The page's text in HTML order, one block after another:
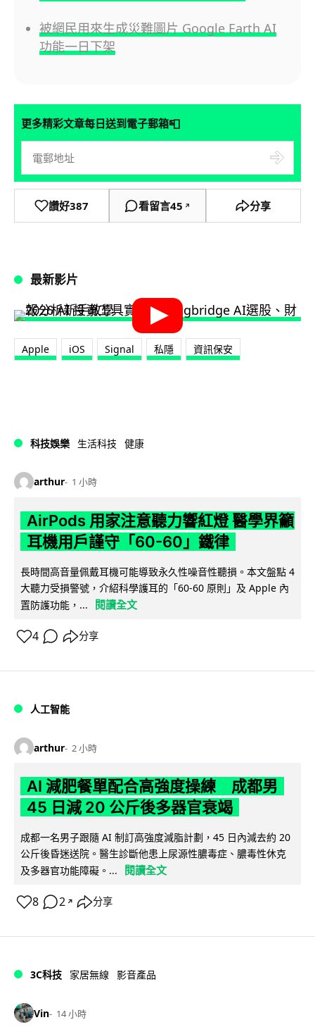
被網民用來生成災難圖片 Google Earth AI
功能一日下架
更多精彩文章每日送到電子郵箱📮
讚好387 看留言45 ↗ 分享
最新影片
Apple iOS Signal 私隱 資訊保安
科技娛樂 生活科技 健康
arthur 1 小時
AirPods 用家注意聽力響紅燈 醫學界籲
耳機用戶謹守「60-60」鐵律
長時間高音量佩戴耳機可能導致永久性噪音性聽損。本文盤點 4
大聽力受損警號，介紹科學護耳的「60-60 原則」及 Apple 內
置防護功能，...
閱讀全文
4 分享
人工智能
arthur 2 小時
AI 減肥餐單配合高強度操練 成都男
45 日減 20 公斤後多器官衰竭
成都一名男子跟隨 AI 制訂高強度減脂計劃，45 日內減去約 20
公斤後昏迷送院。醫生診斷他患上尿源性膿毒症、膿毒性休克
及多器官功能障礙。...
閱讀全文
8 2 ↗ 分享
3C科技 家居無線 影音產品
Vin 14 小時